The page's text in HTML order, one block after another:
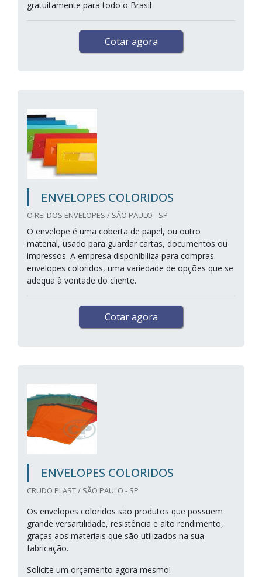
gratuitamente para todo o Brasil
Cotar agora
ENVELOPES COLORIDOS
O REI DOS ENVELOPES / SÃO PAULO - SP
O envelope é uma coberta de papel, ou outro
material, usado para guardar cartas, documentos ou
impressos. A empresa disponibiliza para compras
envelopes coloridos, uma variedade de opções que se
adequa à vontade do cliente.
Cotar agora
ENVELOPES COLORIDOS
CRUDO PLAST / SÃO PAULO - SP
Os envelopes coloridos são produtos que possuem
grande versartilidade, resistência e alto rendimento,
graças aos materiais que são utilizados na sua
fabricação.
Solicite um orçamento agora mesmo!